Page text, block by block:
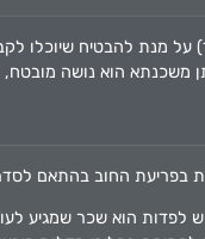
על מנת להבטיח שיוכלו
הוא נושה מובטח,
בפריעת החוב בהתאם
לפדות הוא שכר שמגיע